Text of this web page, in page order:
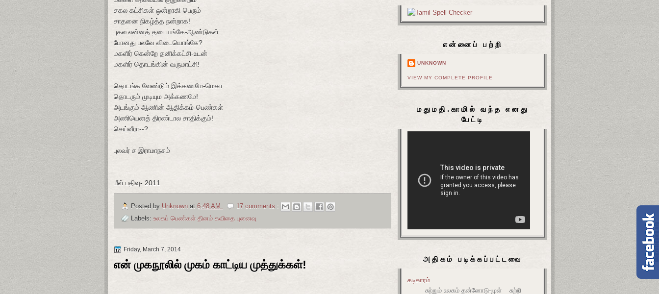
சகல கட்சிகள் ஒன்றாகி-பெரும்
சாதனை நிகழ்த்த நன்றாக!
புகல என்னத் தடையங்கே-ஆண்டுகள்
போனது பலவே விடையொங்கே?
மகளிர் கென்றே தனிக்கட்சி-உடன்
மகளிர் தொடங்கின் வருமாட்சி!
தொடங்க வேண்டும் இக்கணமே-மெகா
தொடரும் முடியும அக்கணமே!
அடங்கும் ஆணின் ஆதிக்கம்-பெண்கள்
அணியெனத் திரண்டால சாதிக்கும்!
செய்வீரா--?
புலவர் ச இராமாநசம்
மீள் பதிவு- 2011
Posted by Unknown at 6:48 AM
17 comments :
Labels: உலகப் பெண்கள் தினம் கவிதை புனைவு
Friday, March 7, 2014
என் முகநூலில் முகம் காட்டிய முத்துக்கள்!
என்னைப் பற்றி
UNKNOWN
VIEW MY COMPLETE PROFILE
மதுமதி.காமில் வந்த எனது
பேட்டி
அதிகம் படிக்கப்பட்டவை
கடிகாரம்
சுற்றும் உலகம் தன்னோடு-முள் சுற்றி